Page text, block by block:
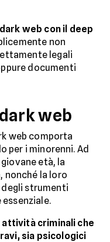
web con il deep
non
legali
documenti
web
web comporta
per i minorenni. Ad
età, la
nonché la loro
strumenti
attività criminali che
sia psicologici